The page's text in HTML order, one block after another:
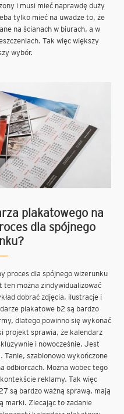
i musi mieć naprawdę duży
tylko mieć na uwadze to, że
na ścianach w biurach, a w
Tak więc większy
wybór.
plakatowego na
dla spójnego
proces dla spójnego wizerunku
można zindywidualizować
dobrać zdjęcia, ilustracje i
plakatowe b2 są bardzo
dlatego powinno się wykonać
projekt sprawia, że kalendarz
i nowocześnie. Jest
szablonowo wykończone
odbiorcach. Można wobec tego
reklamy. Tak więc
są bardzo ważną sprawą, mają
marki. Zlecając to zadanie